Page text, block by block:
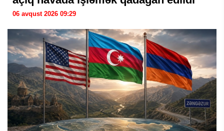
06 avqust 2026 09:29